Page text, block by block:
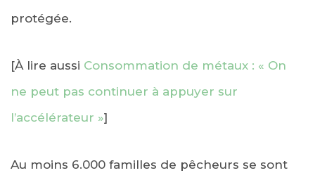
protégée.
[À lire aussi Consommation de métaux : « On
ne peut pas continuer à appuyer sur
l’accélérateur »]
Au moins 6.000 familles de pêcheurs se sont